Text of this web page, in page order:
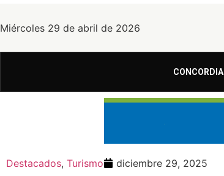
Miércoles 29 de abril de 2026
CONCORDIA
Destacados, Turismo diciembre 29, 2025